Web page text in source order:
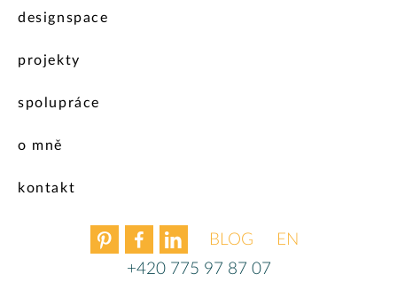
BLOGENGLISH
+420 775 97 87 07
designspace
projekty
spolupráce
o mně
kontakt